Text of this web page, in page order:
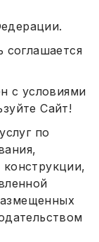
соглашается
с условиями
Сайт!
по
конструкции,